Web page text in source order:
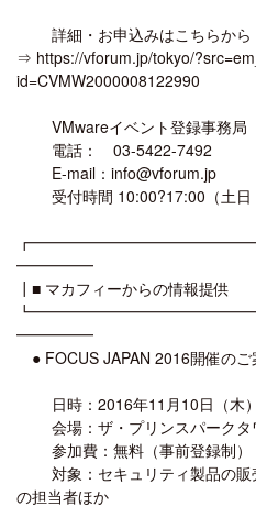
詳細・お申込みはこちらから
⇒ https://vforum.jp/tokyo/
id=CVMW2000008122990
VMwareイベント登録事務局
電話： 03-5422-7492
E-mail：info@vforum.jp
受付時間 10:00?17:00（土日
━━━━━
┃■ マカフィーからの情報提供
━━━━━
● FOCUS JAPAN 2016開催のご
日時：2016年11月10日（木）
会場：ザ・プリンスパークタ
参加費：無料（事前登録制）
対象：セキュリティ製品の販
の担当者ほか